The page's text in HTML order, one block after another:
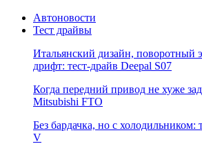
Автоновости
Тест драйвы
Итальянский дизайн, поворотный
дрифт: тест-драйв Deepal S07
Когда передний привод не хуже
Mitsubishi FTO
Без бардачка, но с холодильником:
V